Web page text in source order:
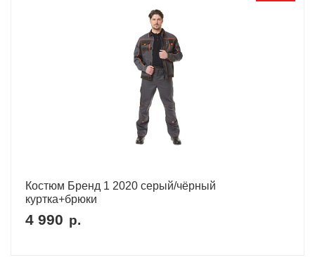
Костюм Бренд 1 2020 серый/чёрный
куртка+брюки
4 990 р.